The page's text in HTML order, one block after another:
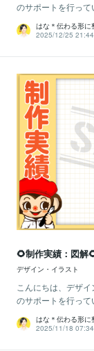
のサポートを行っ
はな＊伝わる形に
2025/12/25 21:44
🌻制作実績：図解
デザイン・イラスト
こんにちは、デザ
のサポートを行っ
はな＊伝わる形に
2025/11/18 07:34